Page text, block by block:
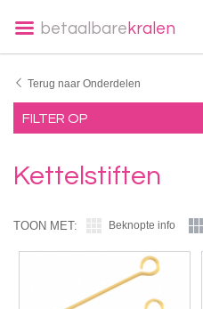
betaalbare kralen
Terug naar Onderdelen
FILTER OP
Kettelstiften
TOON MET: Beknopte info